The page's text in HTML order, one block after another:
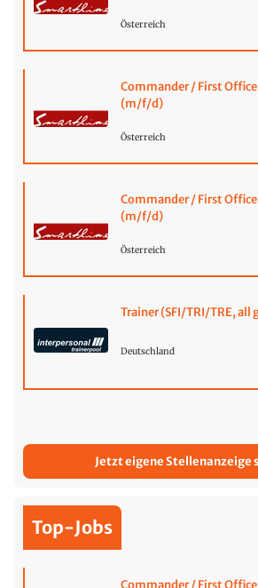
Österreich
Commander / First
(m/f/d)
Österreich
Commander / First
(m/f/d)
Österreich
Trainer (SFI/TRI/TRE, all
Deutschland
Jetzt eigene Stellenanzeige
Top-Jobs